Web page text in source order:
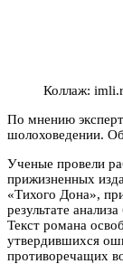
Коллаж:
По мнению
шолоховедении.
Ученые провели
прижизненных
«Тихого Дона»,
результате
Текст романа
утвердившихся
противоречащих